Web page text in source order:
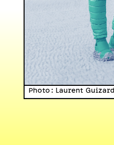
Photo : Laurent Guizard